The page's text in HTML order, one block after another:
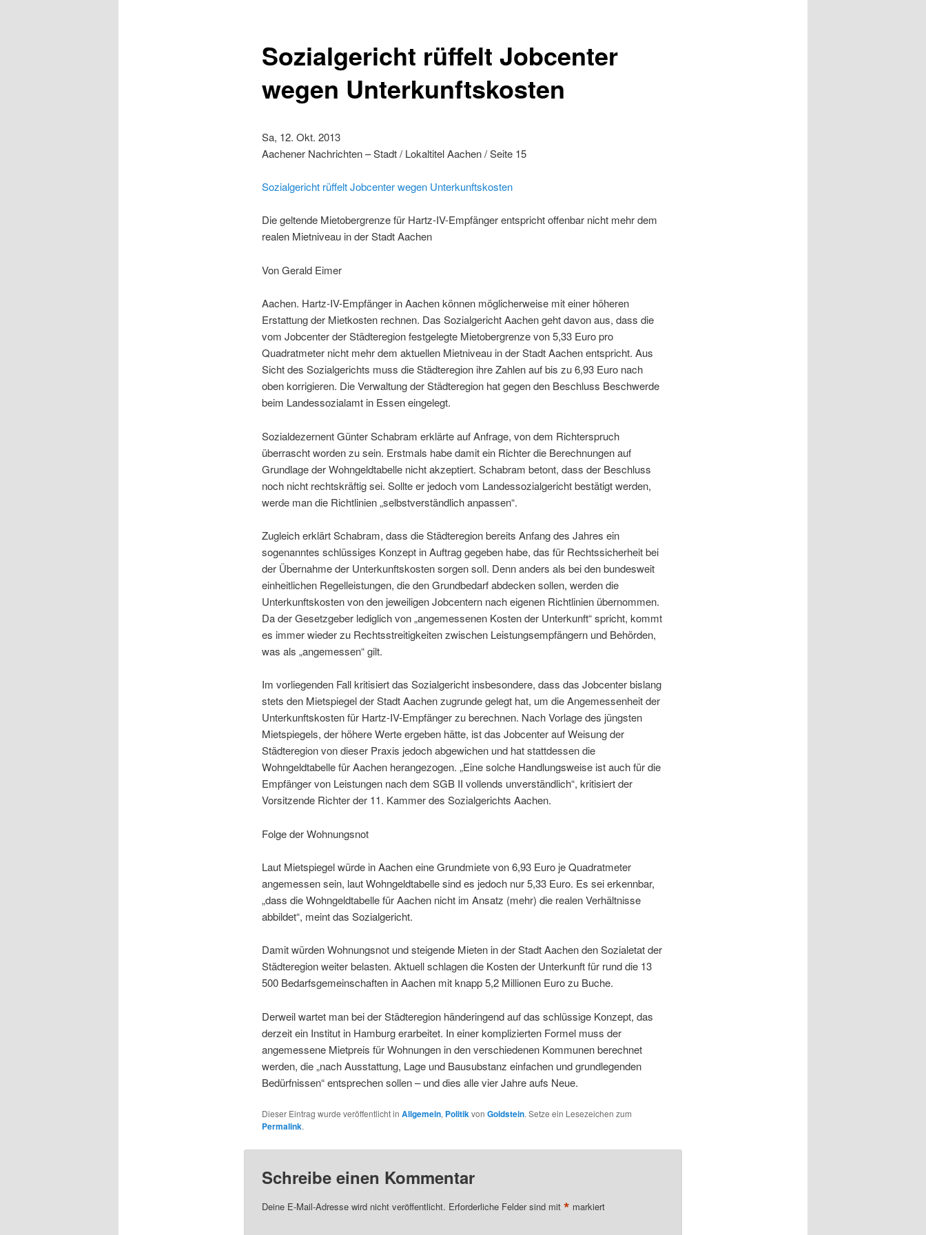
Sozialgericht rüffelt Jobcenter
wegen Unterkunftskosten
Sa, 12. Okt. 2013
Aachener Nachrichten – Stadt / Lokaltitel Aachen / Seite 15
Sozialgericht rüffelt Jobcenter wegen Unterkunftskosten
Die geltende Mietobergrenze für Hartz-IV-Empfänger entspricht offenbar nicht mehr dem
realen Mietniveau in der Stadt Aachen
Von Gerald Eimer
Aachen. Hartz-IV-Empfänger in Aachen können möglicherweise mit einer höheren
Erstattung der Mietkosten rechnen. Das Sozialgericht Aachen geht davon aus, dass die
vom Jobcenter der Städteregion festgelegte Mietobergrenze von 5,33 Euro pro
Quadratmeter nicht mehr dem aktuellen Mietniveau in der Stadt Aachen entspricht. Aus
Sicht des Sozialgerichts muss die Städteregion ihre Zahlen auf bis zu 6,93 Euro nach
oben korrigieren. Die Verwaltung der Städteregion hat gegen den Beschluss Beschwerde
beim Landessozialamt in Essen eingelegt.
Sozialdezernent Günter Schabram erklärte auf Anfrage, von dem Richterspruch
überrascht worden zu sein. Erstmals habe damit ein Richter die Berechnungen auf
Grundlage der Wohngeldtabelle nicht akzeptiert. Schabram betont, dass der Beschluss
noch nicht rechtskräftig sei. Sollte er jedoch vom Landessozialgericht bestätigt werden,
werde man die Richtlinien „selbstverständlich anpassen“.
Zugleich erklärt Schabram, dass die Städteregion bereits Anfang des Jahres ein
sogenanntes schlüssiges Konzept in Auftrag gegeben habe, das für Rechtssicherheit bei
der Übernahme der Unterkunftskosten sorgen soll. Denn anders als bei den bundesweit
einheitlichen Regelleistungen, die den Grundbedarf abdecken sollen, werden die
Unterkunftskosten von den jeweiligen Jobcentern nach eigenen Richtlinien übernommen.
Da der Gesetzgeber lediglich von „angemessenen Kosten der Unterkunft“ spricht, kommt
es immer wieder zu Rechtsstreitigkeiten zwischen Leistungsempfängern und Behörden,
was als „angemessen“ gilt.
Im vorliegenden Fall kritisiert das Sozialgericht insbesondere, dass das Jobcenter bislang
stets den Mietspiegel der Stadt Aachen zugrunde gelegt hat, um die Angemessenheit der
Unterkunftskosten für Hartz-IV-Empfänger zu berechnen. Nach Vorlage des jüngsten
Mietspiegels, der höhere Werte ergeben hätte, ist das Jobcenter auf Weisung der
Städteregion von dieser Praxis jedoch abgewichen und hat stattdessen die
Wohngeldtabelle für Aachen herangezogen. „Eine solche Handlungsweise ist auch für die
Empfänger von Leistungen nach dem SGB II vollends unverständlich“, kritisiert der
Vorsitzende Richter der 11. Kammer des Sozialgerichts Aachen.
Folge der Wohnungsnot
Laut Mietspiegel würde in Aachen eine Grundmiete von 6,93 Euro je Quadratmeter
angemessen sein, laut Wohngeldtabelle sind es jedoch nur 5,33 Euro. Es sei erkennbar,
„dass die Wohngeldtabelle für Aachen nicht im Ansatz (mehr) die realen Verhältnisse
abbildet“, meint das Sozialgericht.
Damit würden Wohnungsnot und steigende Mieten in der Stadt Aachen den Sozialetat der
Städteregion weiter belasten. Aktuell schlagen die Kosten der Unterkunft für rund die 13
500 Bedarfsgemeinschaften in Aachen mit knapp 5,2 Millionen Euro zu Buche.
Derweil wartet man bei der Städteregion händeringend auf das schlüssige Konzept, das
derzeit ein Institut in Hamburg erarbeitet. In einer komplizierten Formel muss der
angemessene Mietpreis für Wohnungen in den verschiedenen Kommunen berechnet
werden, die „nach Ausstattung, Lage und Bausubstanz einfachen und grundlegenden
Bedürfnissen“ entsprechen sollen – und dies alle vier Jahre aufs Neue.
Dieser Eintrag wurde veröffentlicht in Allgemein, Politikvon Goldstein. Setze ein Lesezeichen zum
Permalink.
Schreibe einen Kommentar
Deine E-Mail-Adresse wird nicht veröffentlicht. Erforderliche Felder sind mit * markiert